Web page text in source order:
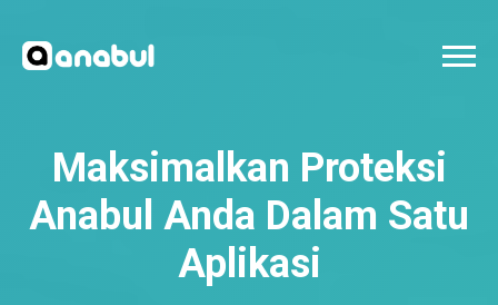
Maksimalkan Proteksi
Anabul Anda Dalam Satu
Aplikasi